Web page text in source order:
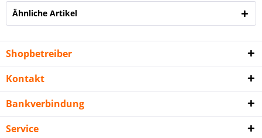
Ähnliche Artikel
Shopbetreiber
Kontakt
Bankverbindung
Service